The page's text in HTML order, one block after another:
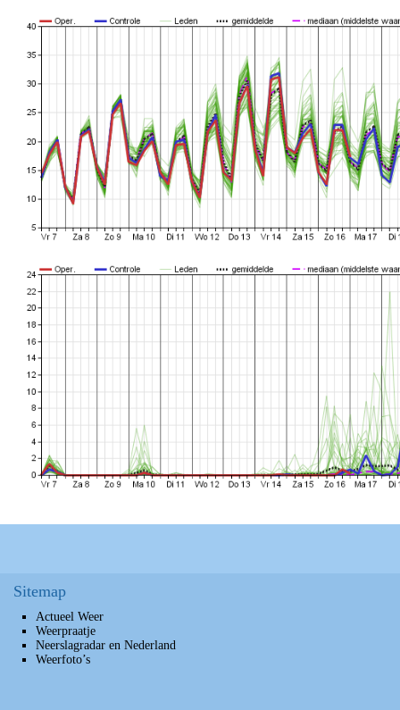
Sitemap
Actueel Weer
Weerpraatje
Neerslagradar en Nederland
Weerfoto’s